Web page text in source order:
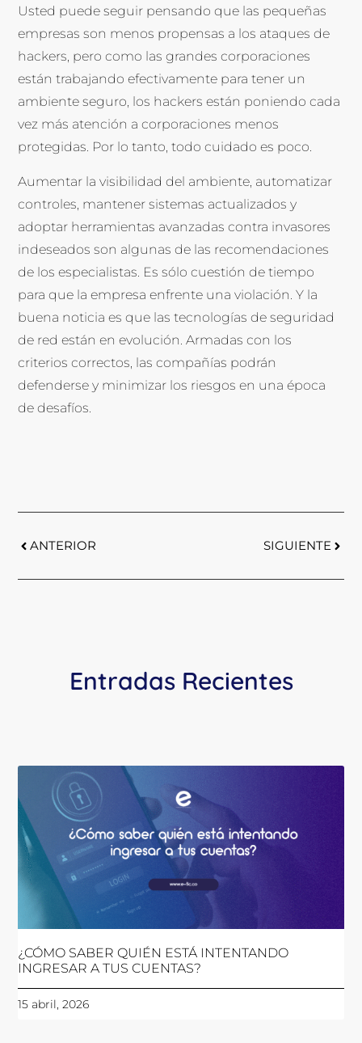
Usted puede seguir pensando que las pequeñas
empresas son menos propensas a los ataques de
hackers, pero como las grandes corporaciones
están trabajando efectivamente para tener un
ambiente seguro, los hackers están poniendo cada
vez más atención a corporaciones menos
protegidas. Por lo tanto, todo cuidado es poco.
Aumentar la visibilidad del ambiente, automatizar
controles, mantener sistemas actualizados y
adoptar herramientas avanzadas contra invasores
indeseados son algunas de las recomendaciones
de los especialistas. Es sólo cuestión de tiempo
para que la empresa enfrente una violación. Y la
buena noticia es que las tecnologías de seguridad
de red están en evolución. Armadas con los
criterios correctos, las compañías podrán
defenderse y minimizar los riesgos en una época
de desafíos.
ANTERIOR SIGUIENTE
Entradas Recientes
¿CÓMO SABER QUIÉN ESTÁ INTENTANDO
INGRESAR A TUS CUENTAS?
15 abril, 2026